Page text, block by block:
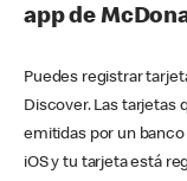
app de
Puedes registrar
Discover. Las tarjetas
emitidas por un
iOS y tu tarjeta está